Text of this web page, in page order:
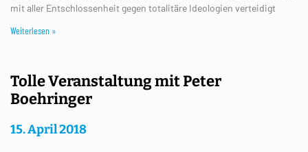
mit aller Entschlossenheit gegen totalitäre Ideologien verteidigt
Weiterlesen »
Tolle Veranstaltung mit Peter
Boehringer
15. April 2018